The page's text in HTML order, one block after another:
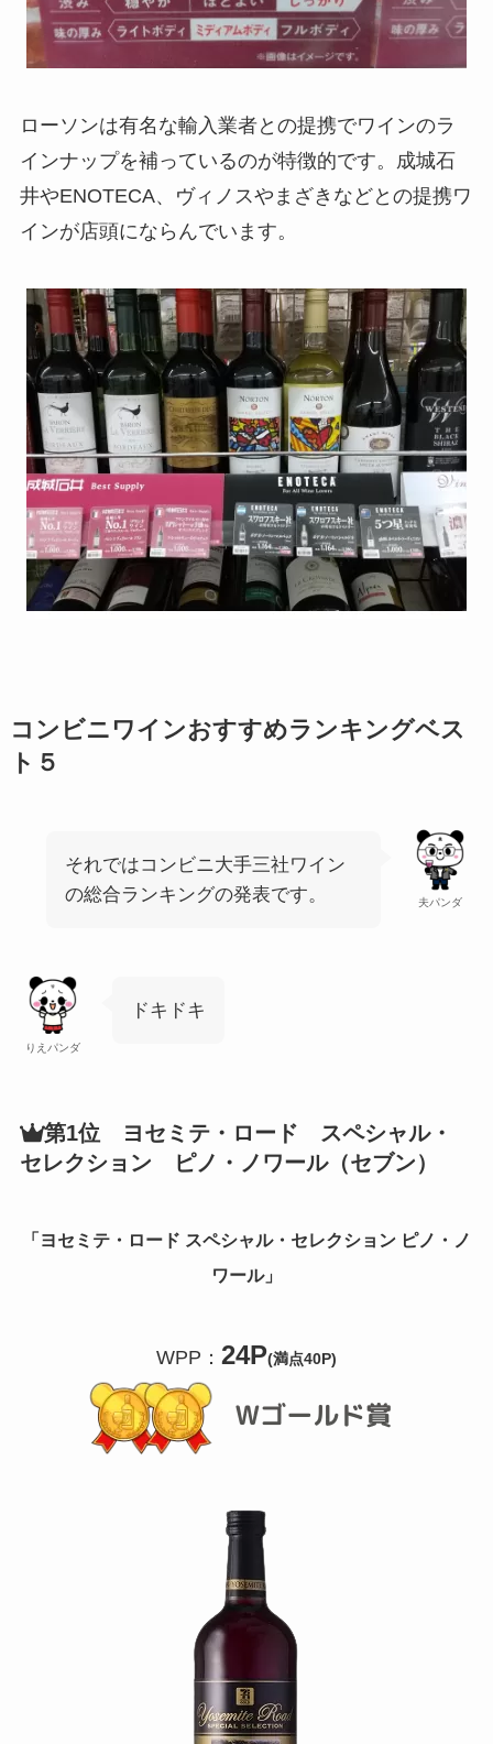
ローソンは有名な輸入業者との提携でワインのラ
インナップを補っているのが特徴的です。成城石
井やENOTECA、ヴィノスやまざきなどとの提携ワ
インが店頭にならんでいます。
コンビニワインおすすめランキングベス
ト５
夫パンダ
それではコンビニ大手三社ワイン
の総合ランキングの発表です。
りえパンダ
ドキドキ
第1位 ヨセミテ・ロード スペシャル・
セレクション ピノ・ノワール（セブン）
「ヨセミテ・ロード スペシャル・セレクション ピノ・ノ
ワール」
WPP： 24P(満点40P)